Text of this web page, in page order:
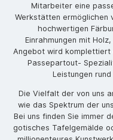
Mitarbeiter eine
Werkstätten ermöglichen
hochwertigen
Einrahmungen mit
Angebot wird komplettiert
Passepartout-
Leistungen
Die Vielfalt der von uns
wie das Spektrum der
Bei uns finden Sie immer
gotisches Tafelgemälde